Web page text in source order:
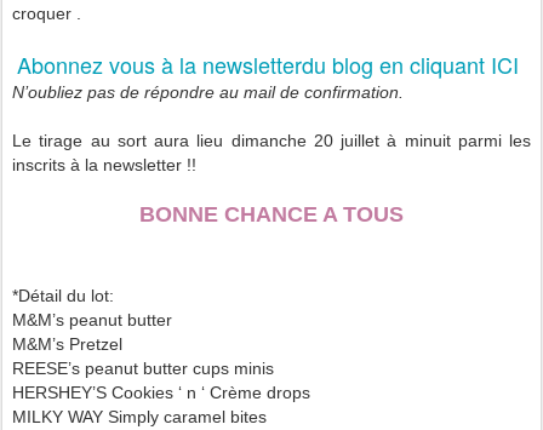
croquer .
Abonnez vous à la newsletterdu blog en cliquant ICI
N’oubliez pas de répondre au mail de confirmation.
Le tirage au sort aura lieu dimanche 20 juillet à minuit parmi les
inscrits à la newsletter !!
BONNE CHANCE A TOUS
*Détail du lot:
M&M’s peanut butter
M&M’s Pretzel
REESE’s peanut butter cups minis
HERSHEY’S Cookies ‘ n ‘ Crème drops
MILKY WAY Simply caramel bites